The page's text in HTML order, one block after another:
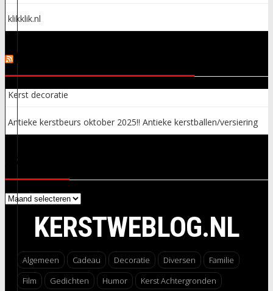
klikklik.nl
KERSTSPULLEN ADVERTENTIES
Kerst decoratie
Antieke kerstbeurs oktober 2025!! Antieke kerstballen/versiering
ARCHIEVEN
Archieven
KERSTWEBLOG.NL
Algemeen Cadeau Decoratie Diversen
Familie
Film
Gedichten Humor
Kerst Achtergronden